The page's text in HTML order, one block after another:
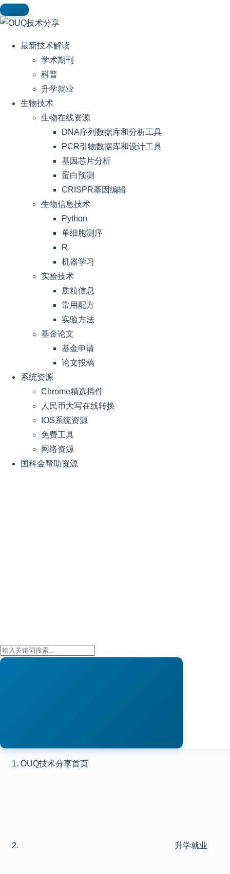
最新技术解读
学术期刊
科普
升学就业
生物技术
生物在线资源
DNA序列数据库和分析工具
PCR引物数据库和设计工具
基因芯片分析
蛋白预测
CRISPR基因编辑
生物信息技术
Python
单细胞测序
R
机器学习
实验技术
质粒信息
常用配方
实验方法
基金论文
基金申请
论文投稿
系统资源
Chrome精选插件
人民币大写在线转换
IOS系统资源
免费工具
网络资源
国科金帮助资源
OUQ技术分享首页
升学就业